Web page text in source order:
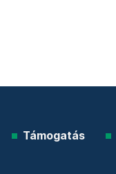
Támogatás